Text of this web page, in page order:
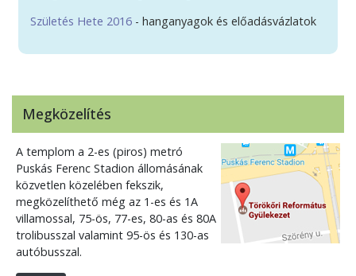
Születés Hete 2016 - hanganyagok és előadásvázlatok
Megközelítés
A templom a 2-es (piros) metró
Puskás Ferenc Stadion állomásának
közvetlen közelében fekszik,
megközelíthető még az 1-es és 1A
villamossal, 75-ös, 77-es, 80-as és 80A
trolibusszal valamint 95-ös és 130-as
autóbusszal.